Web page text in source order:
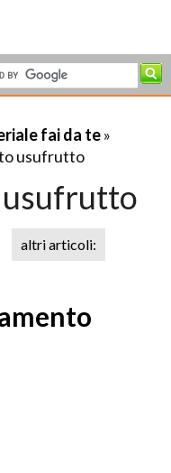
fai da te»
usufrutto
altri articoli: